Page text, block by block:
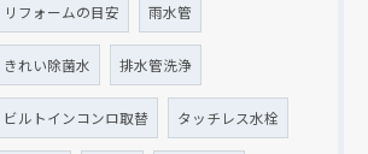
リフォームの目安 雨水管
きれい除菌水 排水管洗浄
ビルトインコンロ取替 タッチレス水栓